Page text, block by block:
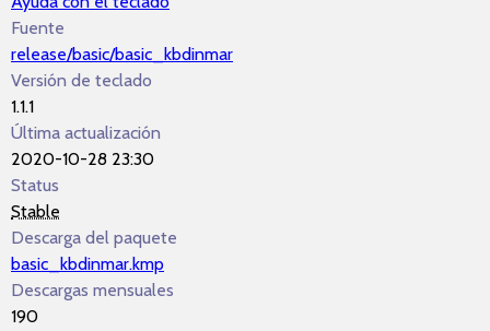
Fuente
release/basic/basic_kbdinmar
Versión de teclado
1.1.1
Última actualización
2020-10-28 23:30
Status
Stable
Descarga del paquete
basic_kbdinmar.kmp
Descargas mensuales
190